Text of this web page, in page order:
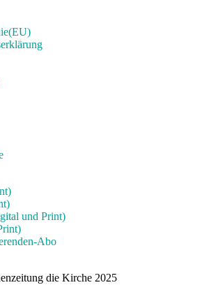
und Print)
Abo
die Kirche 2025